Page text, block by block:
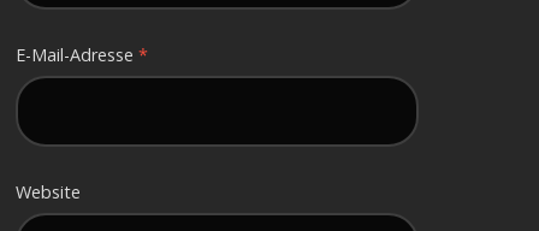
E-Mail-Adresse*
Website